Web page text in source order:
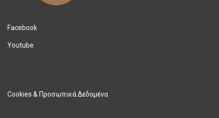
Facebook
Youtube
Cookies & Προσωπικά Δεδομένα